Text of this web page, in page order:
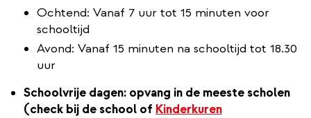
Ochtend: Vanaf 7 uur tot 15 minuten voor
schooltijd
Avond: Vanaf 15 minuten na schooltijd tot 18.30
uur
Schoolvrije dagen: opvang in de meeste scholen
(check bij de school of Kinderkuren